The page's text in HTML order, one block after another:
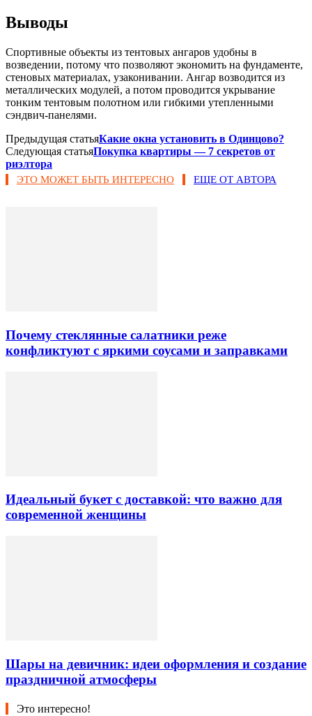
Выводы
Спортивные объекты из тентовых ангаров удобны в
возведении, потому что позволяют экономить на фундаменте,
стеновых материалах, узаконивании. Ангар возводится из
металлических модулей, а потом проводится укрывание
тонким тентовым полотном или гибкими утепленными
сэндвич-панелями.
Предыдущая статьяКакие окна установить в Одинцово?
Следующая статьяПокупка квартиры — 7 секретов от
риэлтора
ЭТО МОЖЕТ БЫТЬ ИНТЕРЕСНО ЕЩЕ ОТ АВТОРА
Почему стеклянные салатники реже
конфликтуют с яркими соусами и заправками
Идеальный букет с доставкой: что важно для
современной женщины
Шары на девичник: идеи оформления и создание
праздничной атмосферы
Это интересно!